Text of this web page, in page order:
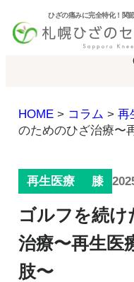
ひざの痛みに完全特化！関
初めて
メニュ
ひざ
幹細
再生医
HOME> コラム > 再
のためのひざ治療〜
再生医療 膝
ゴルフを続
治療〜再生医
肢〜